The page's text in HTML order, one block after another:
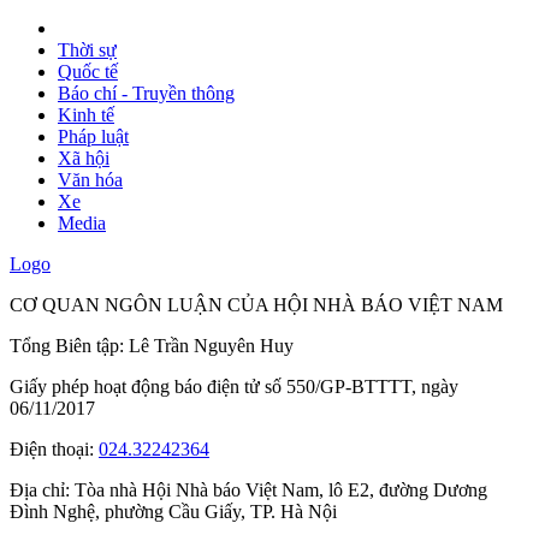
Thời sự
Quốc tế
Báo chí - Truyền thông
Kinh tế
Pháp luật
Xã hội
Văn hóa
Xe
Media
Logo
CƠ QUAN NGÔN LUẬN CỦA HỘI NHÀ BÁO VIỆT NAM
Tổng Biên tập: Lê Trần Nguyên Huy
Giấy phép hoạt động báo điện tử số 550/GP-BTTTT, ngày
06/11/2017
Điện thoại: 024.32242364
Địa chỉ: Tòa nhà Hội Nhà báo Việt Nam, lô E2, đường Dương
Đình Nghệ, phường Cầu Giấy, TP. Hà Nội